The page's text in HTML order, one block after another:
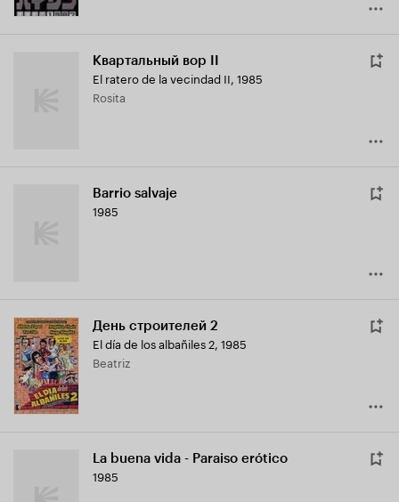
Квартальный вор II
El ratero de la vecindad II, 1985
Rosita
Barrio salvaje
1985
День строителей 2
El día de los albañiles 2, 1985
Beatriz
La buena vida - Paraiso erótico
1985